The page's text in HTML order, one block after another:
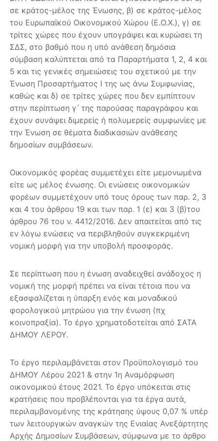
σε κράτος-μέλος της Ένωσης, β) σε κράτος-μέλος
του Ευρωπαϊκού Οικονομικού Χώρου (Ε.Ο.Χ.), γ) σε
τρίτες χώρες που έχουν υπογράψει και κυρώσει τη
ΣΔΣ, στο βαθμό που η υπό ανάθεση δημόσια
σύμβαση καλύπτεται από τα Παραρτήματα 1, 2, 4 και
5 και τις γενικές σημειώσεις του σχετικού με την
Ένωση Προσαρτήματος I της ως άνω Συμφωνίας,
καθώς και δ) σε τρίτες χώρες που δεν εμπίπτουν
στην περίπτωση γ ́ της παρούσας παραγράφου και
έχουν συνάψει διμερείς ή πολυμερείς συμφωνίες με
την Ένωση σε θέματα διαδικασιών ανάθεσης
δημοσίων συμβάσεων.
Οικονομικός φορέας συμμετέχει είτε μεμονωμένα
είτε ως μέλος ένωσης. Οι ενώσεις οικονομικών
φορέων συμμετέχουν υπό τους όρους των παρ. 2, 3
και 4 του άρθρου 19 και των παρ. 1 (ε) και 3 (β)του
άρθρου 76 του ν. 4412/2016. Δεν απαιτείται από τις
εν λόγω ενώσεις να περιβληθούν συγκεκριμένη
νομική μορφή για την υποβολή προσφοράς.
Σε περίπτωση που η ένωση αναδειχθεί ανάδοχος η
νομική της μορφή πρέπει να είναι τέτοια που να
εξασφαλίζεται η ύπαρξη ενός και μοναδικού
φορολογικού μητρώου για την ένωση (πχ
κοινοπραξία). Το έργο χρηματοδοτείται από ΣΑΤΑ
ΔΗΜΟΥ ΛΕΡΟΥ.
Το έργο περιλαμβάνεται στον Προϋπολογισμό του
ΔΗΜΟΥ Λέρου 2021 & στην 1η Αναμόρφωση
οικονομικού έτους 2021. Το έργο υπόκειται στις
κρατήσεις που προβλέπονται για τα έργα αυτά,
περιλαμβανομένης της κράτησης ύψους 0,07 % υπέρ
των λειτουργικών αναγκών της Ενιαίας Ανεξάρτητης
Αρχής Δημοσίων Συμβάσεων, σύμφωνα με το άρθρο